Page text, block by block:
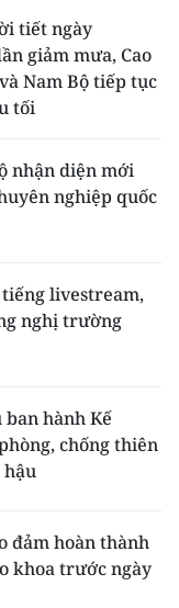
tiết ngày
giảm mưa, Cao
Nam Bộ tiếp tục
tối
nhận diện mới
nghiệp quốc
livestream,
nghị trường
hành Kế
chống thiên
đảm hoàn thành
khoa trước ngày